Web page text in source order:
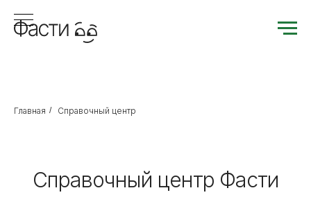
Главная / Справочный центр
Справочный центр Фасти